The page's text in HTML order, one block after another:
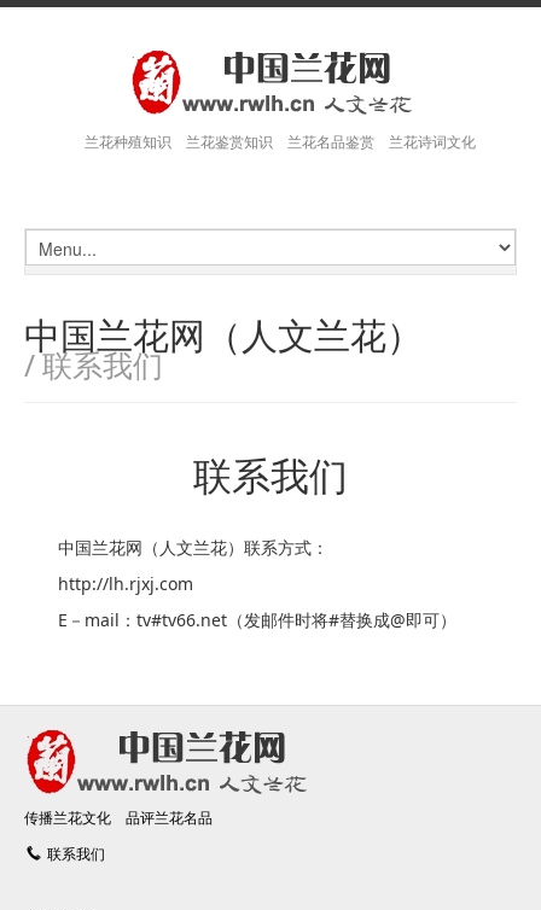
兰花种殖知识 兰花鉴赏知识 兰花名品鉴赏 兰花诗词文化
中国兰花网（人文兰花）
/ 联系我们
联系我们
中国兰花网（人文兰花）联系方式：
http://lh.rjxj.com
E－mail：tv#tv66.net（发邮件时将#替换成@即可）
传播兰花文化 品评兰花名品
联系我们